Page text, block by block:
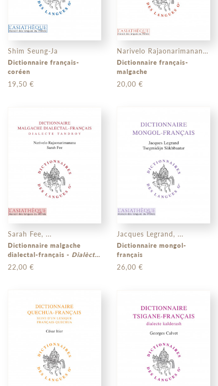
Shim Seung-Ja
Dictionnaire français-
coréen
19,50 €
Narivelo Rajaonarimanana, ...
Dictionnaire français-
malgache
20,00 €
Sarah Fee, ...
Dictionnaire malgache
dialectal-français - Dialècte
tandroy
22,00 €
Jacques Legrand, ...
Dictionnaire mongol-
français
26,00 €